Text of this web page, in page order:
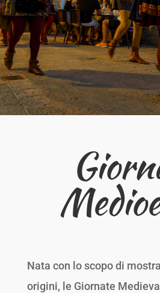
Nata con lo scopo di
origini, le Giornate